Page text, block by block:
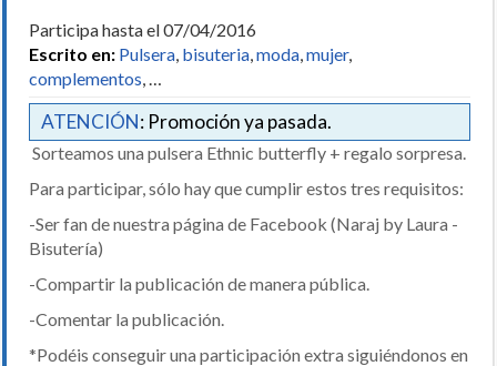
Participa hasta el 07/04/2016
Escrito en: Pulsera, bisuteria,moda,mujer,
complementos, …
ATENCIÓN: Promoción ya pasada.
Sorteamos una pulsera Ethnic butterfly + regalo sorpresa.
Para participar, sólo hay que cumplir estos tres requisitos:
-Ser fan de nuestra página de Facebook (Naraj by Laura -
Bisutería)
-Compartir la publicación de manera pública.
-Comentar la publicación.
*Podéis conseguir una participación extra siguiéndonos en